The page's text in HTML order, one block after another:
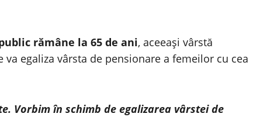
rămâne la 65 de ani, aceeaşi vârstă
egaliza vârsta de pensionare a femeilor cu cea
Vorbim în schimb de egalizarea vârstei de